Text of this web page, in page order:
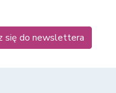
się do newslettera